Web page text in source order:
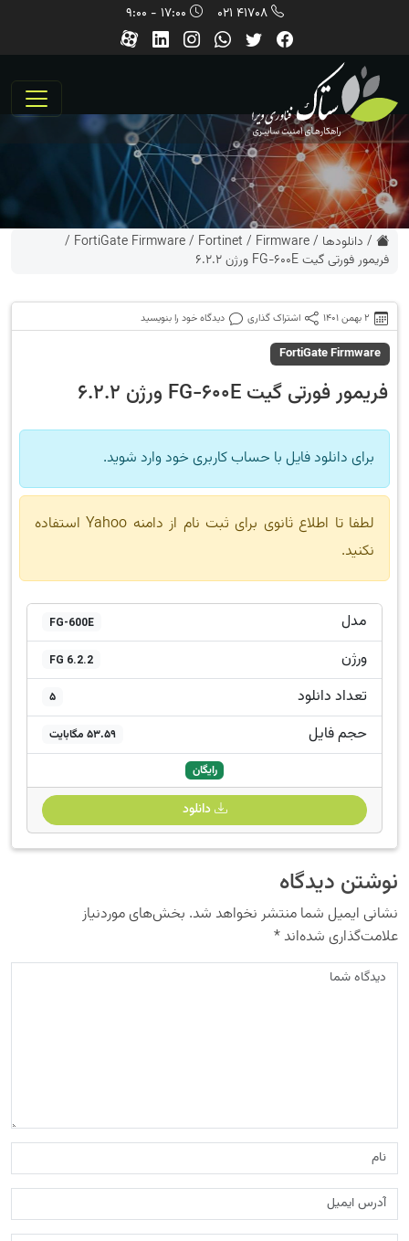
41708 021
/ دانلودها /
Firmware
/
Fortinet
/
FortiGate Firmware
/
فریمور فورتی گیت FG-600E ورژن 6.2.2
2 بهمن 1401 اشتراک گذاری دیدگاه خود را بنویسید
FortiGate Firmware
فریمور فورتی گیت FG-600E ورژن 6.2.2
برای دانلود فایل با حساب کاربری خود وارد شوید.
لطفا تا اطلاع ثانوی برای ثبت نام از دامنه Yahoo استفاده
نکنید.
مدل FG-600E
ورژن FG 6.2.2
تعداد دانلود 5
حجم فایل 53.59 مگابایت
رایگان
دانلود
نوشتن دیدگاه
نشانی ایمیل شما منتشر نخواهد شد. بخش‌های موردنیاز
علامت‌گذاری شده‌اند*